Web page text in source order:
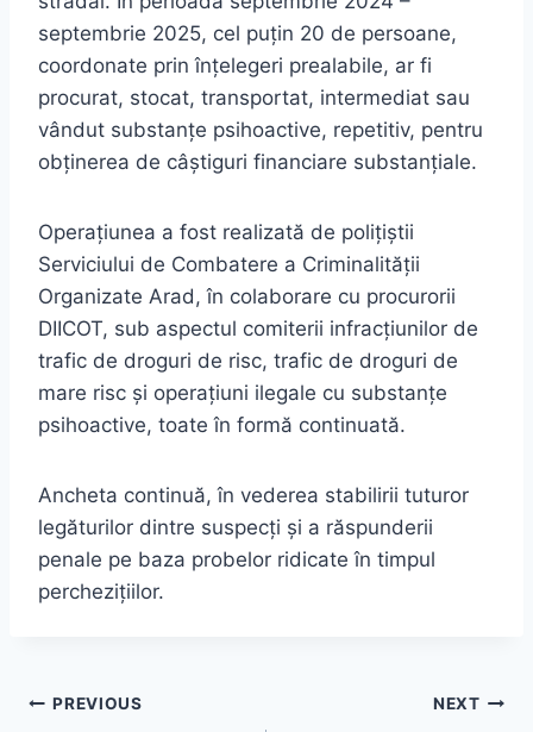
septembrie 2025, cel puțin 20 de persoane,
coordonate prin înțelegeri prealabile, ar fi
procurat, stocat, transportat, intermediat sau
vândut substanțe psihoactive, repetitiv, pentru
obținerea de câștiguri financiare substanțiale.
Operațiunea a fost realizată de polițiștii
Serviciului de Combatere a Criminalității
Organizate Arad, în colaborare cu procurorii
DIICOT, sub aspectul comiterii infracțiunilor de
trafic de droguri de risc, trafic de droguri de
mare risc și operațiuni ilegale cu substanțe
psihoactive, toate în formă continuată.
Ancheta continuă, în vederea stabilirii tuturor
legăturilor dintre suspecți și a răspunderii
penale pe baza probelor ridicate în timpul
perchezițiilor.
Navigare
PREVIOUS NEXT